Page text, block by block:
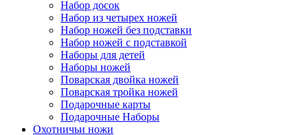
Набор досок
Набор из четырех ножей
Набор ножей без подставки
Набор ножей с подставкой
Наборы для детей
Наборы ножей
Поварская двойка ножей
Поварская тройка ножей
Подарочные карты
Подарочные Наборы
Охотничьи ножи